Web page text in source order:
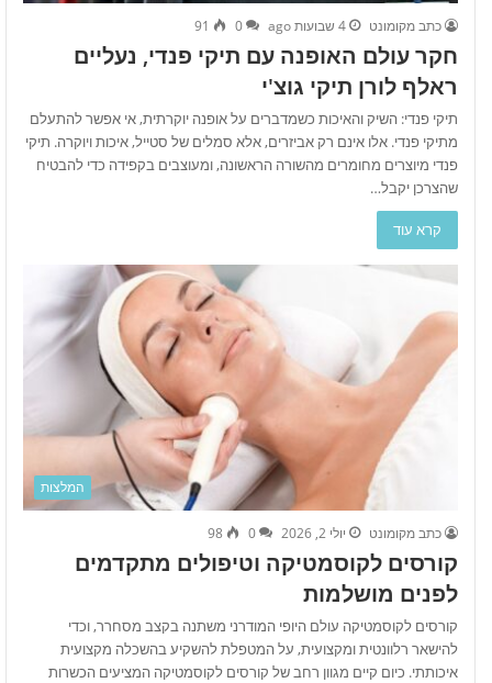
כתב מקומונט 4 שבועות ago 0
91
חקר עולם האופנה עם תיקי פנדי, נעליים
ראלף לורן תיקי גוצ'י
תיקי פנדי: השיק והאיכות כשמדברים על אופנה יוקרתית, אי אפשר להתעלם
מתיקי פנדי. אלו אינם רק אביזרים, אלא סמלים של סטייל, איכות ויוקרה. תיקי
פנדי מיוצרים מחומרים מהשורה הראשונה, ומעוצבים בקפידה כדי להבטיח
שהצרכן יקבל…
קרא עוד
המלצות
כתב מקומונט יולי 2, 2026 0
98
קורסים לקוסמטיקה וטיפולים מתקדמים
לפנים מושלמות
קורסים לקוסמטיקה עולם היופי המודרני משתנה בקצב מסחרר, וכדי
להישאר רלוונטית ומקצועית, על המטפלת להשקיע בהשכלה מקצועית
איכותתי. כיום קיים מגוון רחב של קורסים לקוסמטיקה המציעים הכשרות